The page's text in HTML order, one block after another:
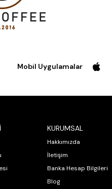
Mobil Uygulamalar
KURUMSAL
Hakkımızda
İletişim
Banka Hesap Bilgileri
Blog